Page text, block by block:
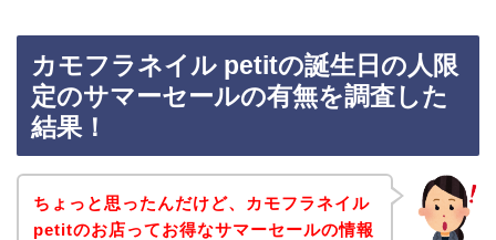
カモフラネイル petitの誕生日の人限
定のサマーセールの有無を調査した
結果！
ちょっと思ったんだけど、カモフラネイル
petitのお店ってお得なサマーセールの情報